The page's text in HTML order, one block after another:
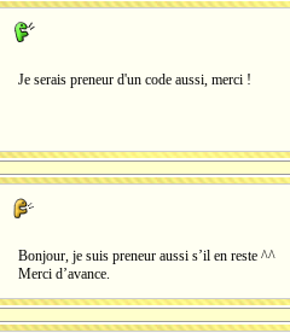
Je serais preneur d'un code aussi, merci !
Bonjour, je suis preneur aussi s’il en reste ^^
Merci d’avance.